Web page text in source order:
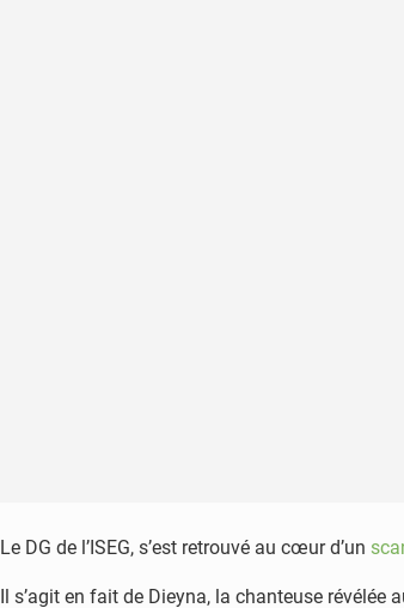
Le DG de l’ISEG, s’est retrouvé au cœur d’un
Il s’agit en fait de Dieyna, la chanteuse révélée